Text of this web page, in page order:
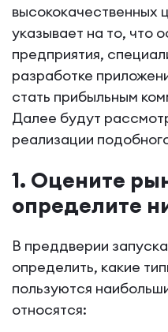
высококачественных
указывает на то, что
предприятия,
разработке
стать прибыльным
Далее будут
реализации
1. Оцените
определите
В преддверии
определить, какие
пользуются
относятся: